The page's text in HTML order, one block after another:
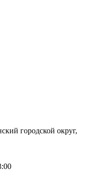
городской округ,